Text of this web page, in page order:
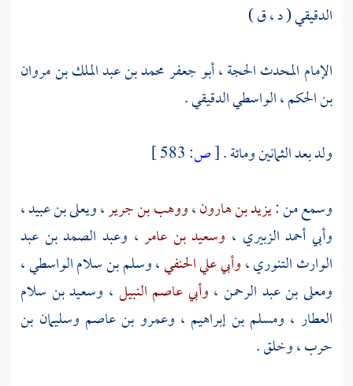
الدقيقي ( د ، ق )
الإمام المحدث الحجة ، أبو جعفر محمد بن عبد الملك بن مروان
بن الحكم ، الواسطي الدقيقي .
ولد بعد الثمانين ومائة .[ص:
وسمع من :يزيد بن هارون،ووهب بن جرير،ويعلى بن عبيد،
وأبي أحمد الزبيري ، وسعيد بن عامر ، وعبد الصمد بن عبد
الوارث التنوري،وأبي علي الحنفي،وسلم بن سلام الواسطي،
ومعلى بن عبد الرحمن ، وأبي عاصم النبيل ، وسعيد بن سلام
العطار ، ومسلم بن إبراهيم ، وعمرو بن عاصم وسليمان بن
حرب، وخلق .